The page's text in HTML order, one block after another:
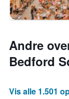
Andre
Bedford
Vis alle 1.501